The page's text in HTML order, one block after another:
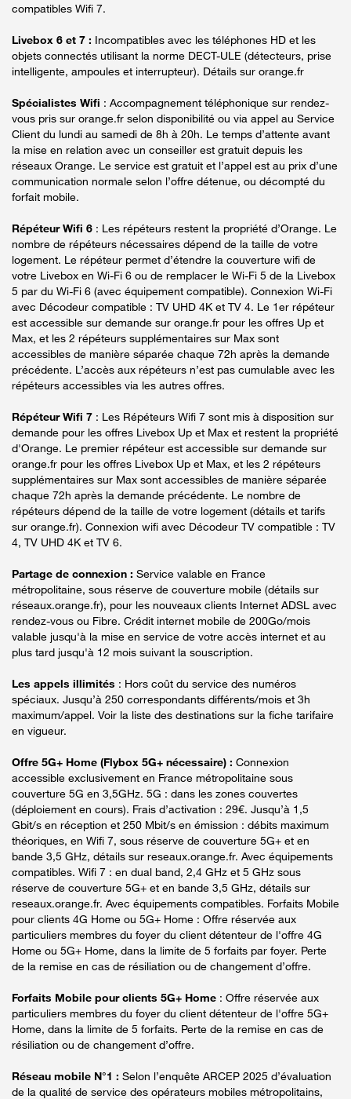
compatibles Wifi 7.
Livebox 6 et 7 : Incompatibles avec les téléphones HD et les
objets connectés utilisant la norme DECT-ULE (détecteurs, prise
intelligente, ampoules et interrupteur). Détails sur orange.fr
Spécialistes Wifi : Accompagnement téléphonique sur rendez-
vous pris sur orange.fr selon disponibilité ou via appel au Service
Client du lundi au samedi de 8h à 20h. Le temps d’attente avant
la mise en relation avec un conseiller est gratuit depuis les
réseaux Orange. Le service est gratuit et l’appel est au prix d’une
communication normale selon l’offre détenue, ou décompté du
forfait mobile.
Répéteur Wifi 6 : Les répéteurs restent la propriété d’Orange. Le
nombre de répéteurs nécessaires dépend de la taille de votre
logement. Le répéteur permet d’étendre la couverture wifi de
votre Livebox en Wi-Fi 6 ou de remplacer le Wi-Fi 5 de la Livebox
5 par du Wi-Fi 6 (avec équipement compatible). Connexion Wi-Fi
avec Décodeur compatible : TV UHD 4K et TV 4. Le 1er répéteur
est accessible sur demande sur orange.fr pour les offres Up et
Max, et les 2 répéteurs supplémentaires sur Max sont
accessibles de manière séparée chaque 72h après la demande
précédente. L’accès aux répéteurs n’est pas cumulable avec les
répéteurs accessibles via les autres offres.
Répéteur Wifi 7 : Les Répéteurs Wifi 7 sont mis à disposition sur
demande pour les offres Livebox Up et Max et restent la propriété
d'Orange. Le premier répéteur est accessible sur demande sur
orange.fr pour les offres Livebox Up et Max, et les 2 répéteurs
supplémentaires sur Max sont accessibles de manière séparée
chaque 72h après la demande précédente. Le nombre de
répéteurs dépend de la taille de votre logement (détails et tarifs
sur orange.fr). Connexion wifi avec Décodeur TV compatible : TV
4, TV UHD 4K et TV 6.
Partage de connexion : Service valable en France
métropolitaine, sous réserve de couverture mobile (détails sur
réseaux.orange.fr), pour les nouveaux clients Internet ADSL avec
rendez-vous ou Fibre. Crédit internet mobile de 200Go/mois
valable jusqu'à la mise en service de votre accès internet et au
plus tard jusqu'à 12 mois suivant la souscription.
Les appels illimités : Hors coût du service des numéros
spéciaux. Jusqu’à 250 correspondants différents/mois et 3h
maximum/appel. Voir la liste des destinations sur la fiche tarifaire
en vigueur.
Offre 5G+ Home (Flybox 5G+ nécessaire) : Connexion
accessible exclusivement en France métropolitaine sous
couverture 5G en 3,5GHz. 5G : dans les zones couvertes
(déploiement en cours). Frais d’activation : 29€. Jusqu’à 1,5
Gbit/s en réception et 250 Mbit/s en émission : débits maximum
théoriques, en Wifi 7, sous réserve de couverture 5G+ et en
bande 3,5 GHz, détails sur reseaux.orange.fr. Avec équipements
compatibles. Wifi 7 : en dual band, 2,4 GHz et 5 GHz sous
réserve de couverture 5G+ et en bande 3,5 GHz, détails sur
reseaux.orange.fr. Avec équipements compatibles. Forfaits Mobile
pour clients 4G Home ou 5G+ Home : Offre réservée aux
particuliers membres du foyer du client détenteur de l'offre 4G
Home ou 5G+ Home, dans la limite de 5 forfaits par foyer. Perte
de la remise en cas de résiliation ou de changement d’offre.
Forfaits Mobile pour clients 5G+ Home : Offre réservée aux
particuliers membres du foyer du client détenteur de l'offre 5G+
Home, dans la limite de 5 forfaits. Perte de la remise en cas de
résiliation ou de changement d’offre.
Réseau mobile N°1 : Selon l’enquête ARCEP 2025 d’évaluation
de la qualité de service des opérateurs mobiles métropolitains,